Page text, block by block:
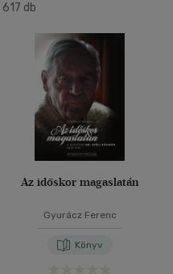
617 db
Az időskor magaslatán
Gyurácz Ferenc
Könyv